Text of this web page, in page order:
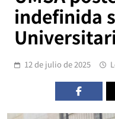
indefinida
12 de julio de 2025